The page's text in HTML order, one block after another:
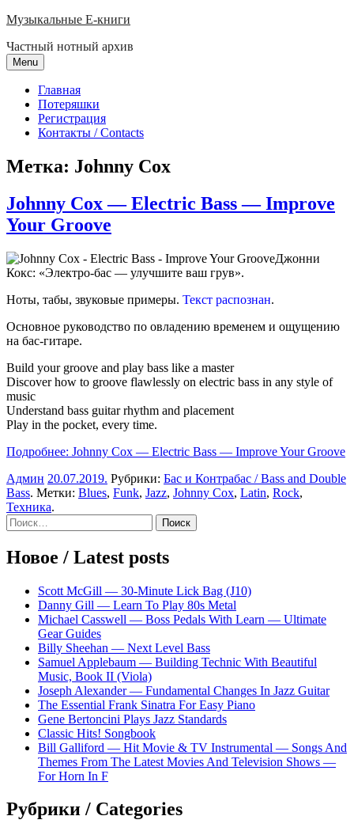
Skip
content
Музыкальные E-книги
Частный нотный архив
Menu
Главная
Потеряшки
Регистрация
Контакты / Contacts
Метка: Johnny Cox
Johnny Cox — Electric Bass — Improve
Your Groove
Джонни
Кокс: «Электро-бас — улучшите ваш грув».
Ноты, табы, звуковые примеры. Текст распознан.
Основное руководство по овладению временем и ощущению
на бас-гитаре.
Build your groove and play bass like a master
Discover how to groove flawlessly on electric bass in any style of
music
Understand bass guitar rhythm and placement
Play in the pocket, every time.
Подробнее: Johnny Cox — Electric Bass — Improve Your Groove
Админ 20.07.2019. Рубрики: Бас и Контрабас / Bass and Double
Bass. Метки: Blues, Funk, Jazz, Johnny Cox, Latin, Rock,
Техника.
Sidebar
Найти:
Новое / Latest posts
Scott McGill — 30-Minute Lick Bag (J10)
Danny Gill — Learn To Play 80s Metal
Michael Casswell — Boss Pedals With Learn — Ultimate
Gear Guides
Billy Sheehan — Next Level Bass
Samuel Applebaum — Building Technic With Beautiful
Music, Book II (Viola)
Joseph Alexander — Fundamental Changes In Jazz Guitar
The Essential Frank Sinatra For Easy Piano
Gene Bertoncini Plays Jazz Standards
Classic Hits! Songbook
Bill Galliford — Hit Movie & TV Instrumental — Songs And
Themes From The Latest Movies And Television Shows —
For Horn In F
Рубрики / Categories